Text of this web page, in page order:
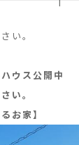
い。
ウス公開中
い。
お家】